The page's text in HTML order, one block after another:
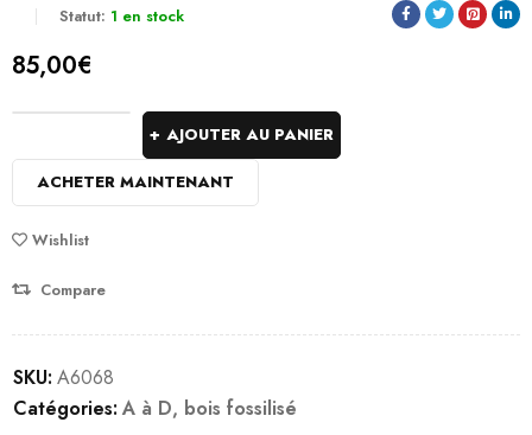
Statut: 1 en stock
85,00€
AJOUTER AU PANIER
ACHETER MAINTENANT
Wishlist
Compare
SKU: A6068
Catégories: A à D, bois fossilisé